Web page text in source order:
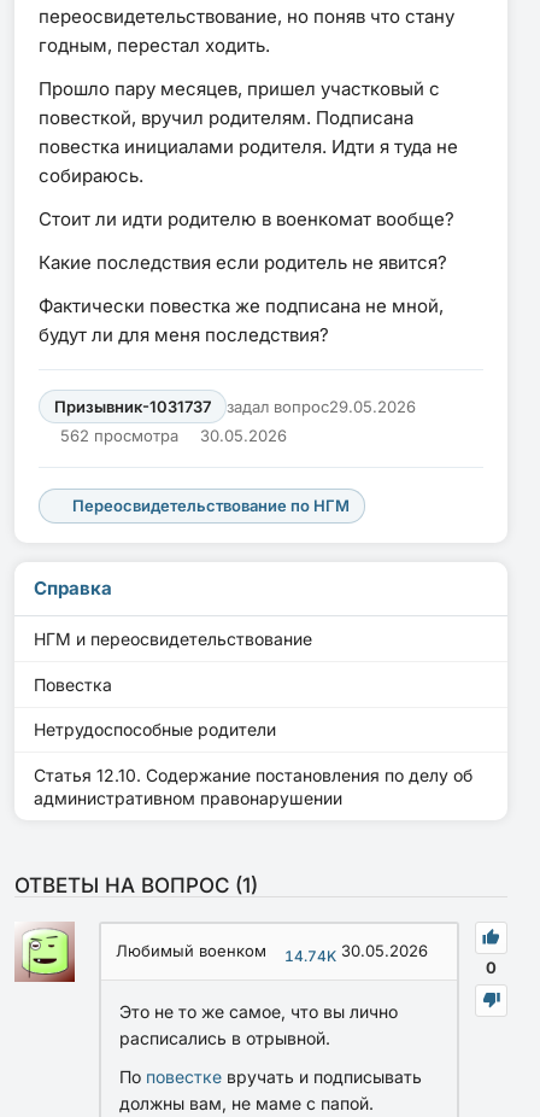
переосвидетельствование, но поняв что стану
годным, перестал ходить.
Прошло пару месяцев, пришел участковый с
повесткой, вручил родителям. Подписана
повестка инициалами родителя. Идти я туда не
собираюсь.
Стоит ли идти родителю в военкомат вообще?
Какие последствия если родитель не явится?
Фактически повестка же подписана не мной,
будут ли для меня последствия?
Призывник-1031737 задал вопрос29.05.2026
562 просмотра
30.05.2026
Переосвидетельствование по НГМ
Справка
НГМ и переосвидетельствование
Повестка
Нетрудоспособные родители
Статья 12.10. Содержание постановления по делу об
административном правонарушении
ОТВЕТЫ НА ВОПРОС (1)
0
Любимый военком 14.74K 30.05.2026
Это не то же самое, что вы лично
расписались в отрывной.
По повестке вручать и подписывать
должны вам, не маме с папой.